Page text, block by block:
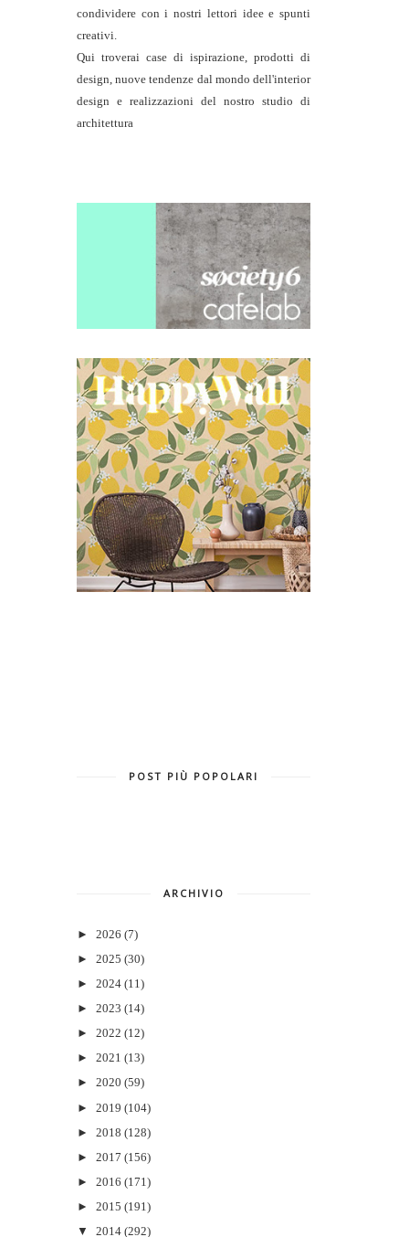
condividere con i nostri lettori idee e spunti
creativi.
Qui troverai case di ispirazione, prodotti di
design, nuove tendenze dal mondo dell'interior
design e realizzazioni del nostro studio di
architettura
POST PIÙ POPOLARI
ARCHIVIO
► 2026 (7)
► 2025 (30)
► 2024 (11)
► 2023 (14)
► 2022 (12)
► 2021 (13)
► 2020 (59)
► 2019 (104)
► 2018 (128)
► 2017 (156)
► 2016 (171)
► 2015 (191)
▼
2014 (292)